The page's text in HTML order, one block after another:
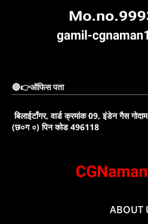
🔴👉ऑफिस पता
बिलाईटाँगर, वार्ड क्रमांक 09, इंडेन गैस
(छ०ग ०) पिन कोड 496118
ABOUT